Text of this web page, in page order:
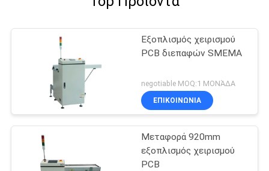
Εξοπλισμός χειρισμού
PCB διεπαφών SMEMA
negotiable MOQ:1 ΜΟΝΆΔΑ
ΕΠΙΚΟΙΝΩΝΊΑ
Μεταφορά 920mm
εξοπλισμός χειρισμού
PCB